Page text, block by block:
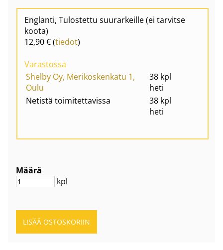
Englanti, Tulostettu suurarkeille (ei tarvitse
koota)
12,90 € (tiedot)
Varastossa
Shelby Oy, Merikoskenkatu 1,
Oulu
38 kpl
heti
Netistä toimitettavissa
38 kpl
heti
Määrä
kpl